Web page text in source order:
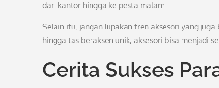
dari kantor hingga ke pesta malam.
Selain itu, jangan lupakan tren aksesori yang
hingga tas beraksen unik, aksesori bisa menjadi
Cerita Sukses